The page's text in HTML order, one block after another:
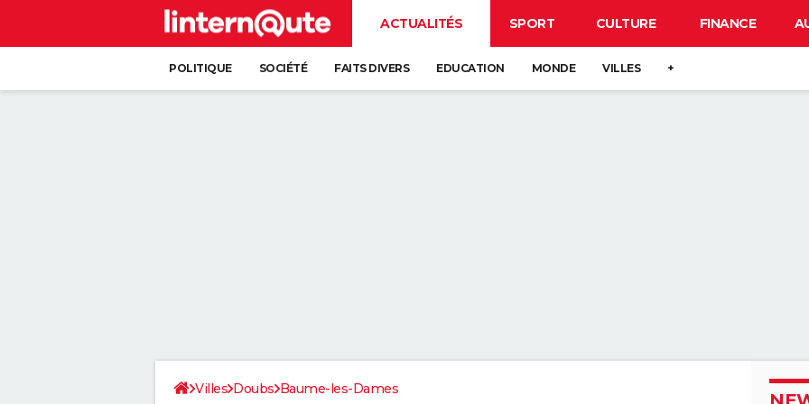
ACTUALITÉS SPORT CULTURE FINANCE
POLITIQUE SOCIÉTÉ FAITS DIVERS EDUCATION MONDE VILLES +
Villes Doubs Baume-les-Dames